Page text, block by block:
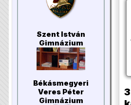
Szent István
Gimnázium
Békásmegyeri
Veres Péter
Gimnázium